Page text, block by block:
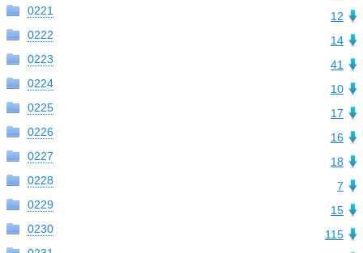
12
0221
14
0222
41
0223
10
0224
17
0225
16
0226
18
0227
7
0228
15
0229
115
0230